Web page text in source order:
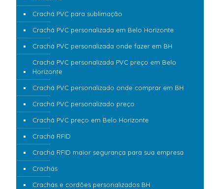
Crachá PVC para sublimação
Crachá PVC personalizada em Belo Horizonte
Crachá PVC personalizada onde fazer em BH
Crachá PVC personalizada PVC preço em Belo
Horizonte
Crachá PVC personalizado onde comprar em BH
Crachá PVC personalizado preço
Crachá PVC preço em Belo Horizonte
Crachá RFID
Crachá RFID maior segurança para sua empresa
Crachás
Crachás e cordões personalizados BH